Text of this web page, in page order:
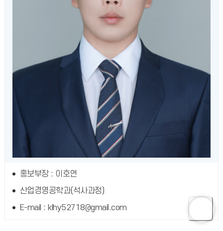
홍보부장 : 이호연
산업경영공학과(석사과정)
E-mail : klhy52718@gmail.com